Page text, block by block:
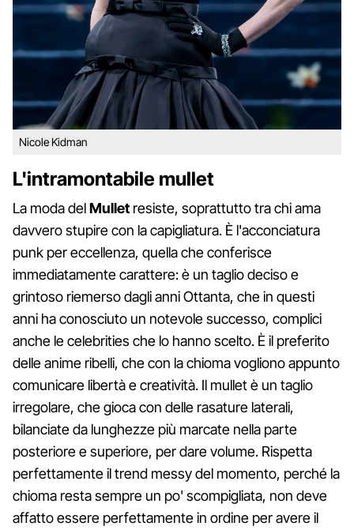
Nicole Kidman
L'intramontabile mullet
La moda delMullet resiste, soprattutto tra chi ama
davvero stupire con la capigliatura. È l'acconciatura
punk per eccellenza, quella che conferisce
immediatamente carattere: è un taglio deciso e
grintoso riemerso dagli anni Ottanta, che in questi
anni ha conosciuto un notevole successo, complici
anche le celebrities che lo hanno scelto. È il preferito
delle anime ribelli, che con la chioma vogliono appunto
comunicare libertà e creatività. Il mullet è un taglio
irregolare, che gioca con delle rasature laterali,
bilanciate da lunghezze più marcate nella parte
posteriore e superiore, per dare volume. Rispetta
perfettamente il trend messy del momento, perché la
chioma resta sempre un po' scompigliata, non deve
affatto essere perfettamente in ordine per avere il